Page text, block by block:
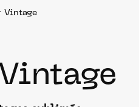
Vintage